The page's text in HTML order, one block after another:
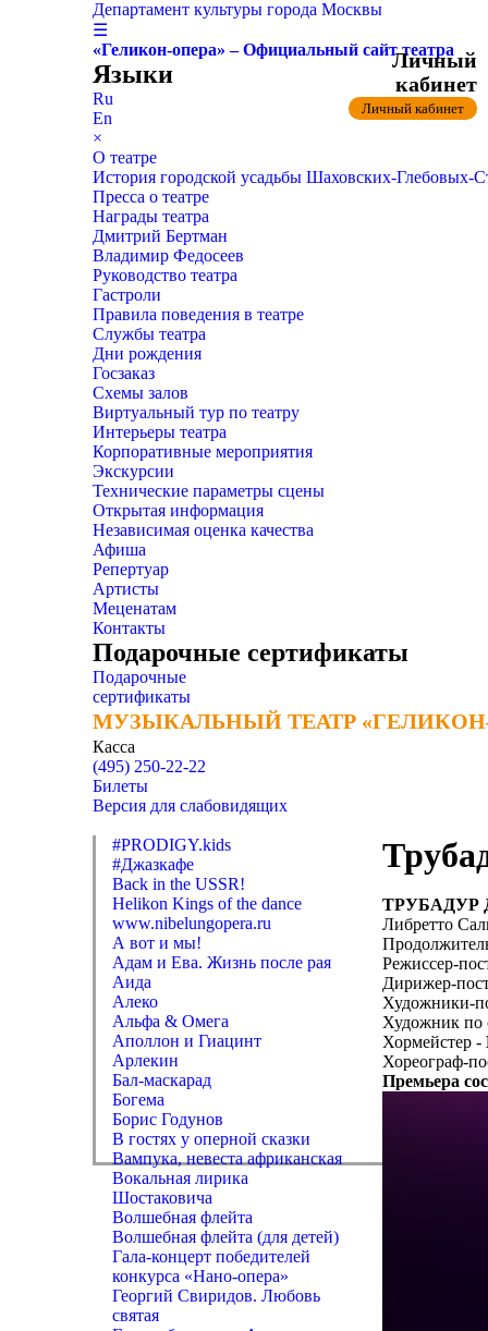
Департамент культуры города Москвы
☰
«Геликон-опера» – Официальный сайт театра
Языки
Ru
En
×
О театре
История городской усадьбы Шаховских-
Пресса о театре
Награды театра
Дмитрий Бертман
Владимир Федосеев
Руководство театра
Гастроли
Правила поведения в театре
Службы театра
Дни рождения
Госзаказ
Схемы залов
Виртуальный тур по театру
Интерьеры театра
Корпоративные мероприятия
Экскурсии
Технические параметры сцены
Открытая информация
Независимая оценка качества
Афиша
Репертуар
Артисты
Меценатам
Контакты
Подарочные сертификаты
Подарочные
сертификаты
МУЗЫКАЛЬНЫЙ ТЕАТР
МУЗЫКАЛЬНЫЙ ТЕАТР
Касса
(495) 250-22-22
Личный
кабинет
Личный кабинет
Билеты
Версия для слабовидящих
#PRODIGY.kids
#Джазкафе
Back in the USSR!
Helikon Kings of the dance
www.nibelungopera.ru
А вот и мы!
Адам и Ева. Жизнь после рая
Аида
Алеко
Альфа & Омега
Аполлон и Гиацинт
Арлекин
Бал-маскарад
Богема
Борис Годунов
В гостях у оперной сказки
Вампука, невеста африканская
Вокальная лирика
Шостаковича
Волшебная флейта
Волшебная флейта (для детей)
Гала-концерт победителей
конкурса «Нано-опера»
Георгий Свиридов. Любовь
святая
ТРУБАДУР
Либретто
Режиссер-
Дирижер-
Художники-
Художник по
Хормейстер -
Хореограф-
Премьера